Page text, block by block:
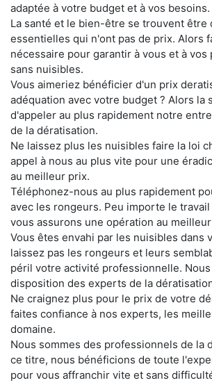
adaptée à votre budget et à vos besoins.
La santé et le bien-être se trouvent être
essentielles qui n'ont pas de prix. Alors
nécessaire pour garantir à vous et à vos
sans nuisibles.
Vous aimeriez bénéficier d'un prix
adéquation avec votre budget ? Alors la
d'appeler au plus rapidement notre
de la dératisation.
Ne laissez plus les nuisibles faire la loi
appel à nous au plus vite pour une
au meilleur prix.
Téléphonez-nous au plus rapidement
avec les rongeurs. Peu importe le travail
vous assurons une opération au
Vous êtes envahi par les nuisibles dans
laissez pas les rongeurs et leurs
péril votre activité professionnelle.
disposition des experts de la
Ne craignez plus pour le prix de votre
faites confiance à nos experts, les
domaine.
Nous sommes des professionnels de la
ce titre, nous bénéficions de toute
pour vous affranchir vite et sans